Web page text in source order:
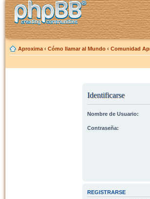
Aproxima ‹ Cómo llamar al Mundo ‹ Comunidad
Identificarse
Nombre de Usuario:
Contraseña:
REGISTRARSE